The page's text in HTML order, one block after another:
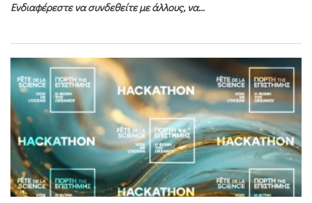
Ενδιαφέρεστε να συνδεθείτε με άλλους, να...